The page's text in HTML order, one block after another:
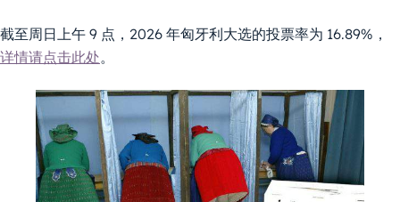
截至周日上午 9 点，2026 年匈牙利大选的投票率为 16.89%，
详情请点击此处。